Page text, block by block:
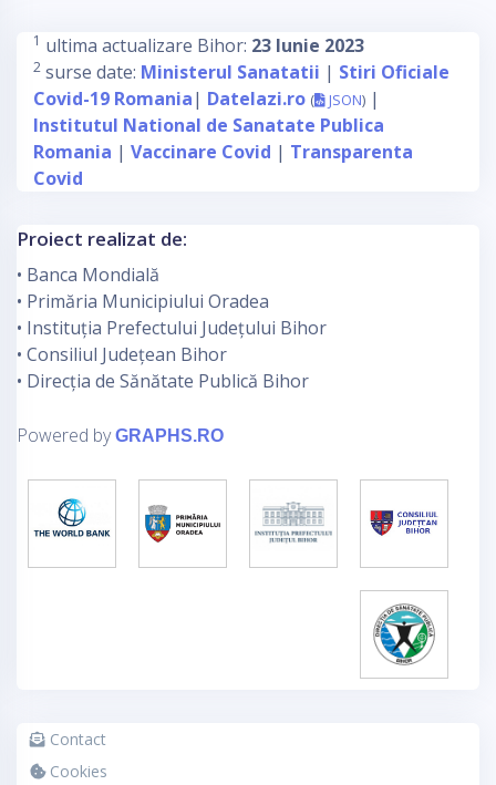
1 ultima actualizare Bihor: 23 Iunie 2023
2 surse date: Ministerul Sanatatii | Stiri Oficiale
Covid-19 Romania| Datelazi.ro ( JSON) |
Institutul National de Sanatate Publica
Romania | Vaccinare Covid | Transparenta
Covid
Proiect realizat de:
• Banca Mondială
• Primăria Municipiului Oradea
• Instituția Prefectului Județului Bihor
• Consiliul Județean Bihor
• Direcția de Sănătate Publică Bihor
Powered byGRAPHS.RO
Contact
Cookies